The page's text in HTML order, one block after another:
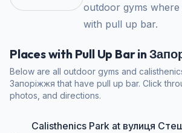
outdoor gyms
with pull up bar.
Places with Pull Up Bar in
Below are all outdoor gyms and
Запоріжжя that have pull up bar. Click
photos, and directions.
Calisthenics Park at вулиця